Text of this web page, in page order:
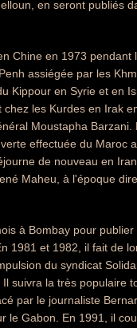
en seront publiés
Chine en 1973 pendant
assiégée par les
Kippour en Syrie et en
les Kurdes en Irak
Moustapha Barzani.
effectuée du Maroc
de nouveau en
Maheu, à l'époque
à Bombay pour
1981 et 1982, il fait de
du syndicat
suivra la très populaire
par le journaliste
le Gabon. En 1991, il